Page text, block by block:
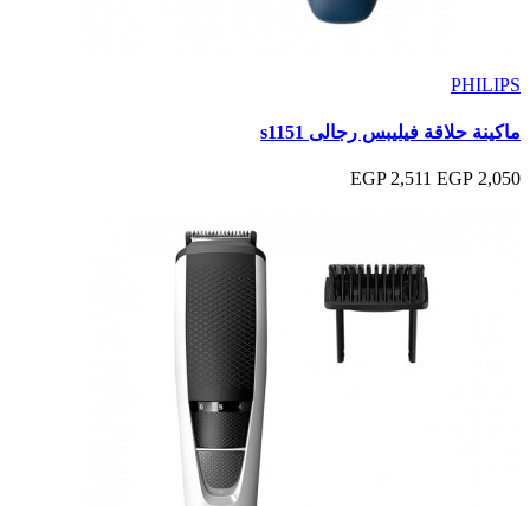
PHILIPS
ماكينة حلاقة فيليبس رجالى s1151
2,050 EGP
2,511 EGP